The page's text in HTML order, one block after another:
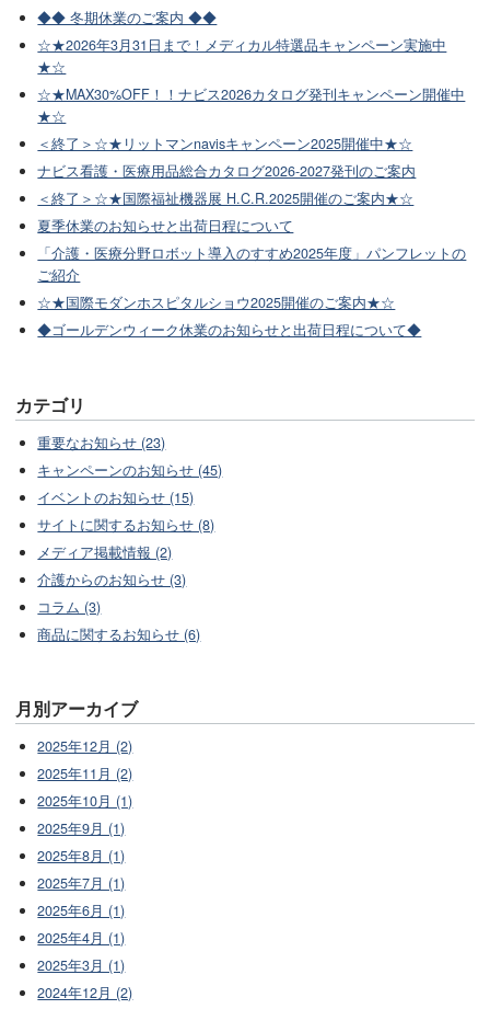
◆◆ 冬期休業のご案内 ◆◆
☆★2026年3月31日まで！メディカル特選品キャンペーン実施中
★☆
☆★MAX30%OFF！！ナビス2026カタログ発刊キャンペーン開催中
★☆
＜終了＞☆★リットマンnavisキャンペーン2025開催中★☆
ナビス看護・医療用品総合カタログ2026-2027発刊のご案内
＜終了＞☆★国際福祉機器展 H.C.R.2025開催のご案内★☆
夏季休業のお知らせと出荷日程について
「介護・医療分野ロボット導入のすすめ2025年度」パンフレットの
ご紹介
☆★国際モダンホスピタルショウ2025開催のご案内★☆
◆ゴールデンウィーク休業のお知らせと出荷日程について◆
カテゴリ
重要なお知らせ (23)
キャンペーンのお知らせ (45)
イベントのお知らせ (15)
サイトに関するお知らせ (8)
メディア掲載情報 (2)
介護からのお知らせ (3)
コラム (3)
商品に関するお知らせ (6)
月別アーカイブ
2025年12月 (2)
2025年11月 (2)
2025年10月 (1)
2025年9月 (1)
2025年8月 (1)
2025年7月 (1)
2025年6月 (1)
2025年4月 (1)
2025年3月 (1)
2024年12月 (2)